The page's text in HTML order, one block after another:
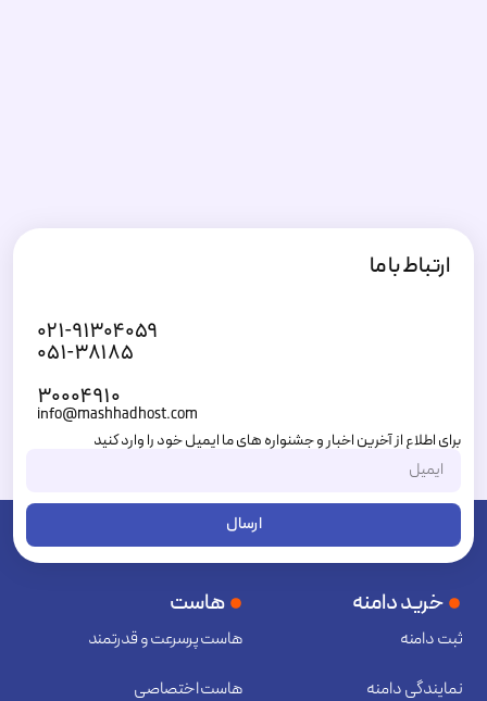
ارتباط با ما
۰۲۱-۹۱۳۰۴۰۵۹
۰۵۱-۳۸۱۸۵
۳۰۰۰۴۹۱۰
info@mashhadhost.com
برای اطلاع از آخرین اخبار و جشنواره های ما ایمیل خود را وارد کنید
ارسال
خرید دامنه
ثبت دامنه
نمایندگی دامنه
هاست
هاست پرسرعت و قدرتمند
هاست اختصاصی